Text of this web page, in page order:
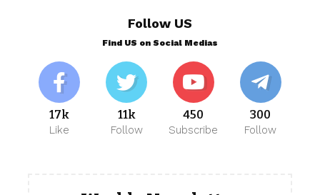
Follow US
Find US on Social Medias
17k
Like
11k
Follow
450
Subscribe
300
Follow